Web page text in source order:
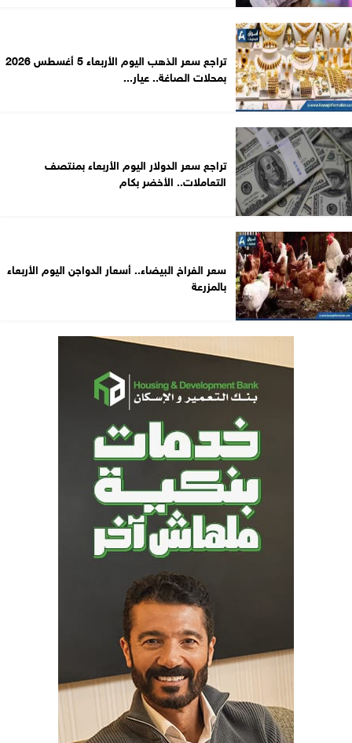
تراجع سعر الذهب اليوم الأربعاء 5 أغسطس 2026
بمحلات الصاغة.. عيار...
تراجع سعر الدولار اليوم الأربعاء بمنتصف
التعاملات.. الأخضر بكام
سعر الفراخ البيضاء.. أسعار الدواجن اليوم الأربعاء
بالمزرعة